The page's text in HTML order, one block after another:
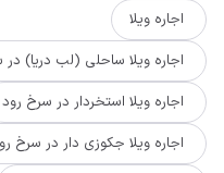
اجاره ویلا
اجاره ویلا ساحلی (لب دریا)
اجاره ویلا استخردار در سرخ رود
اجاره ویلا جکوزی دار در سرخ